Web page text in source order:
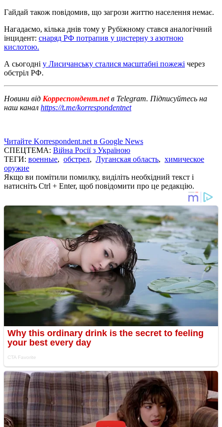
Гайдай також повідомив, що загрози життю населення немає.
Нагадаємо, кілька днів тому у Рубіжному стався аналогічний
інцидент: снаряд РФ потрапив у цистерну з азотною
кислотою.
А сьогодні у Лисичанську сталися масштабні пожежі через
обстріл РФ.
Новини від Корреспондент.netв Telegram. Підписуйтесь на
наш канал https://t.me/korrespondentnet
Читайте Korrespondent.net в Google News
СПЕЦТЕМА: Війна Росії з Україною
ТЕГИ: военные, обстрел, Луганская область, химическое
оружие
Якщо ви помітили помилку, виділіть необхідний текст і
натисніть Ctrl + Enter, щоб повідомити про це редакцію.